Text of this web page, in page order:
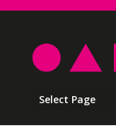
Select Page